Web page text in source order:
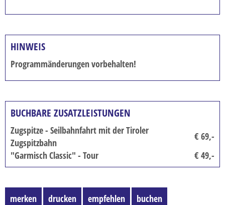
HINWEIS
Programmänderungen vorbehalten!
BUCHBARE ZUSATZLEISTUNGEN
Zugspitze - Seilbahnfahrt mit der Tiroler
Zugspitzbahn
€ 69,-
"Garmisch Classic" - Tour
€ 49,-
merken drucken empfehlen buchen